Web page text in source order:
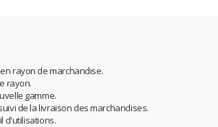
rayon de marchandise.
rayon.
gamme.
de la livraison des marchandises.
d'utilisations.